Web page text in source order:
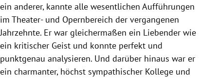
ein anderer, kannte alle wesentlichen Aufführungen
im Theater- und Opernbereich der vergangenen
Jahrzehnte. Er war gleichermaßen ein Liebender wie
ein kritischer Geist und konnte perfekt und
punktgenau analysieren. Und darüber hinaus war er
ein charmanter, höchst sympathischer Kollege und